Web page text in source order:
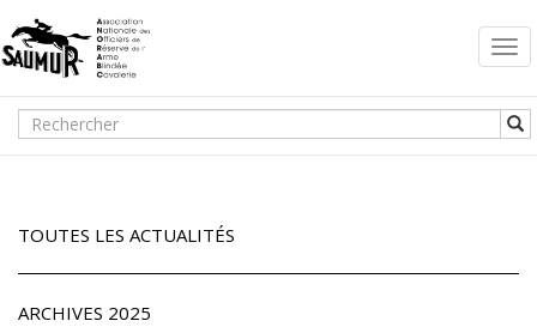
TOUTES LES ACTUALITÉS
ARCHIVES 2025